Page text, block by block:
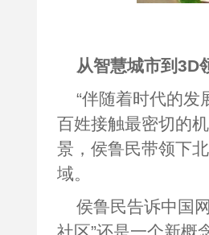
从智慧城市到3D
“伴随着时代的
百姓接触最密切的
景，侯鲁民带领下
域。
侯鲁民告诉中国